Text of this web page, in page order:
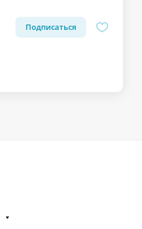
Подписаться